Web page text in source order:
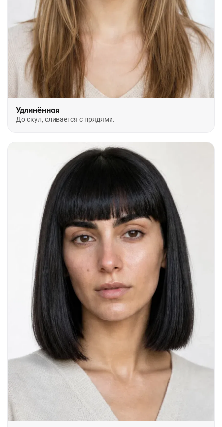
Удлинённая
До скул, сливается с прядями.